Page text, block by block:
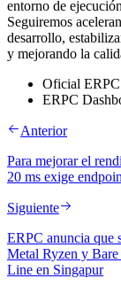
entorno de
Seguiremos
desarrollo,
y mejorando la
Oficial
ERPC
Anterior
Para mejorar el
20 ms exige
Siguiente
ERPC anuncia que
Metal Ryzen y
Line en Singapur